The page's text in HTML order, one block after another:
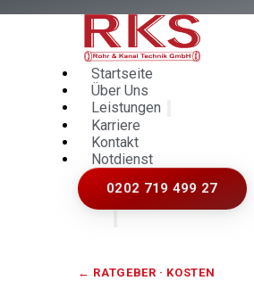
Startseite
Über Uns
Leistungen
Karriere
Kontakt
Notdienst
0202 719 499 27
← RATGEBER · KOSTEN